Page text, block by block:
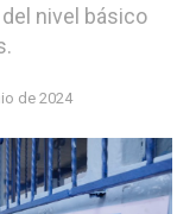
nivel básico
de 2024